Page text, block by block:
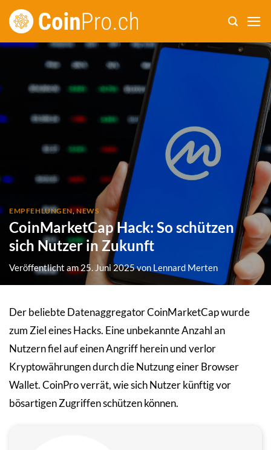
Zum
Inhalt
EMPFEHLUNGEN,NEWS
CoinMarketCap Hack: So schützen
sich Nutzer in Zukunft
Veröffentlicht am25. Juni 2025von Lennard Merten
Der beliebte Datenaggregator CoinMarketCap wurde
zum Ziel eines Hacks. Eine unbekannte Anzahl an
Nutzern fiel auf einen Angriff herein und verlor
Kryptowährungen durch die Nutzung einer Browser
Wallet. CoinPro verrät, wie sich Nutzer künftig vor
bösartigen Zugriffen schützen können.